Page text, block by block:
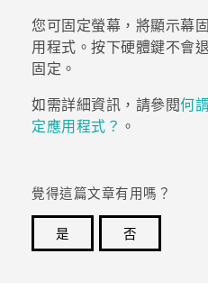
焦點訊息
校園專案
銷售門市
銷售通路
支援服務
VIVELAND
您可固定螢幕，將顯示幕
用程式。按下硬體鍵不會
固定。
如需詳細資訊，請參閱何
定應用程式？ 。
覺得這篇文章有用嗎？
是
否